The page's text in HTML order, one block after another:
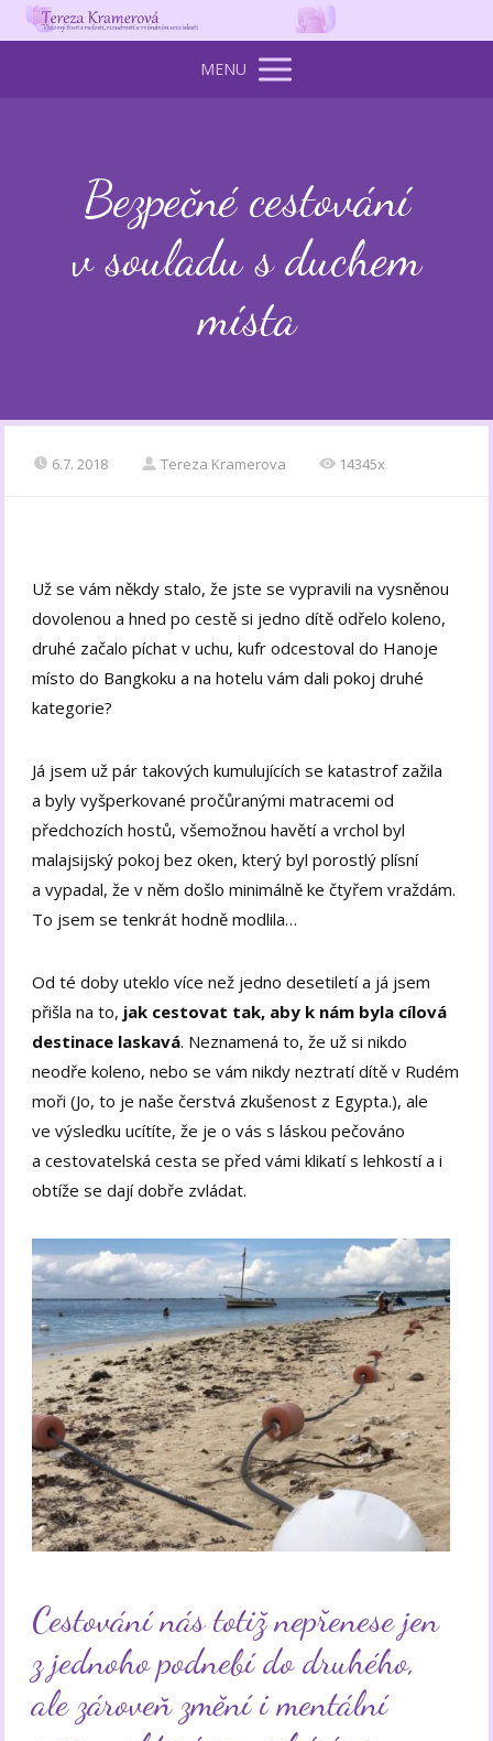
MENU
Bezpečné cestování
v souladu s duchem
místa
6.7. 2018 Tereza Kramerova 14345x
Už se vám někdy stalo, že jste se vypravili na vysněnou
dovolenou a hned po cestě si jedno dítě odřelo koleno,
druhé začalo píchat v uchu, kufr odcestoval do Hanoje
místo do Bangkoku a na hotelu vám dali pokoj druhé
kategorie?
Já jsem už pár takových kumulujících se katastrof zažila
a byly vyšperkované pročůranými matracemi od
předchozích hostů, všemožnou havětí a vrchol byl
malajsijský pokoj bez oken, který byl porostlý plísní
a vypadal, že v něm došlo minimálně ke čtyřem vraždám.
To jsem se tenkrát hodně modlila…
Od té doby uteklo více než jedno desetiletí a já jsem
přišla na to, jak cestovat tak, aby k nám byla cílová
destinace laskavá. Neznamená to, že už si nikdo
neodře koleno, nebo se vám nikdy neztratí dítě v Rudém
moři (Jo, to je naše čerstvá zkušenost z Egypta.), ale
ve výsledku ucítíte, že je o vás s láskou pečováno
a cestovatelská cesta se před vámi klikatí s lehkostí a i
obtíže se dají dobře zvládat.
Cestování nás totiž nepřenese jen
z jednoho podnebí do druhého,
ale zároveň změní i mentální